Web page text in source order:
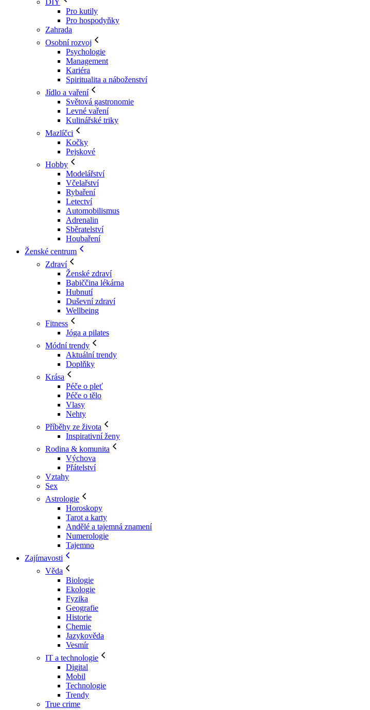
DIY
Pro kutily
Pro hospodyňky
Zahrada
Osobní rozvoj
Psychologie
Management
Kariéra
Spiritualita a náboženství
Jídlo a vaření
Světová gastronomie
Levné vaření
Kulinářské triky
Mazlíčci
Kočky
Pejskové
Hobby
Modelářství
Včelařství
Rybaření
Letectví
Automobilismus
Adrenalin
Sběratelství
Houbaření
Ženské centrum
Zdraví
Ženské zdraví
Babiččina lékárna
Hubnutí
Duševní zdraví
Wellbeing
Fitness
Jóga a pilates
Módní trendy
Aktuální trendy
Doplňky
Krása
Péče o pleť
Péče o tělo
Vlasy
Nehty
Příběhy ze života
Inspirativní ženy
Rodina & komunita
Výchova
Přátelství
Vztahy
Sex
Astrologie
Horoskopy
Tarot a karty
Andělé a tajemná znamení
Numerologie
Tajemno
Zajímavosti
Věda
Biologie
Ekologie
Fyzika
Geografie
Historie
Chemie
Jazykověda
Vesmír
IT a technologie
Digital
Mobil
Technologie
Trendy
True crime